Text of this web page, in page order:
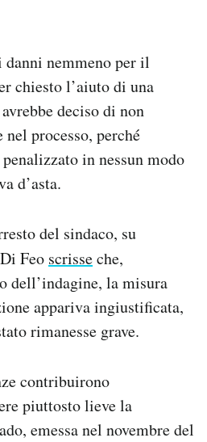
nemmeno per il
chiesto l’aiuto di una
deciso di non
processo, perché
in nessun modo
d’asta.
del sindaco, su
Feo scrisseche,
dell’indagine, la misura
appariva ingiustificata,
rimanesse grave.
contribuirono
piuttosto lieve la
emessa nel novembre del